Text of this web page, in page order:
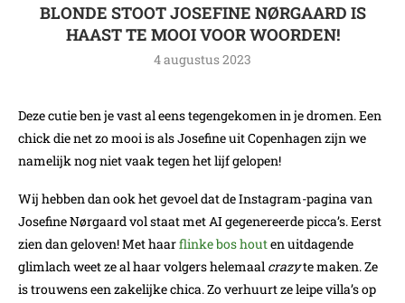
BLONDE STOOT JOSEFINE NØRGAARD IS
HAAST TE MOOI VOOR WOORDEN!
4 augustus 2023
Deze cutie ben je vast al eens tegengekomen in je dromen. Een
chick die net zo mooi is als Josefine uit Copenhagen zijn we
namelijk nog niet vaak tegen het lijf gelopen!
Wij hebben dan ook het gevoel dat de Instagram-pagina van
Josefine Nørgaard vol staat met AI gegenereerde picca’s. Eerst
zien dan geloven! Met haarflinke bos houten uitdagende
glimlach weet ze al haar volgers helemaal crazyte maken. Ze
is trouwens een zakelijke chica. Zo verhuurt ze leipe villa’s op